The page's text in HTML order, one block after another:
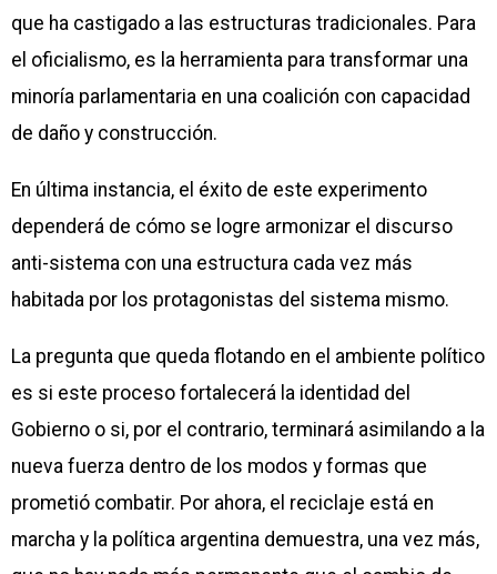
que ha castigado a las estructuras tradicionales. Para
el oficialismo, es la herramienta para transformar una
minoría parlamentaria en una coalición con capacidad
de daño y construcción.
En última instancia, el éxito de este experimento
dependerá de cómo se logre armonizar el discurso
anti-sistema con una estructura cada vez más
habitada por los protagonistas del sistema mismo.
La pregunta que queda flotando en el ambiente político
es si este proceso fortalecerá la identidad del
Gobierno o si, por el contrario, terminará asimilando a la
nueva fuerza dentro de los modos y formas que
prometió combatir. Por ahora, el reciclaje está en
marcha y la política argentina demuestra, una vez más,